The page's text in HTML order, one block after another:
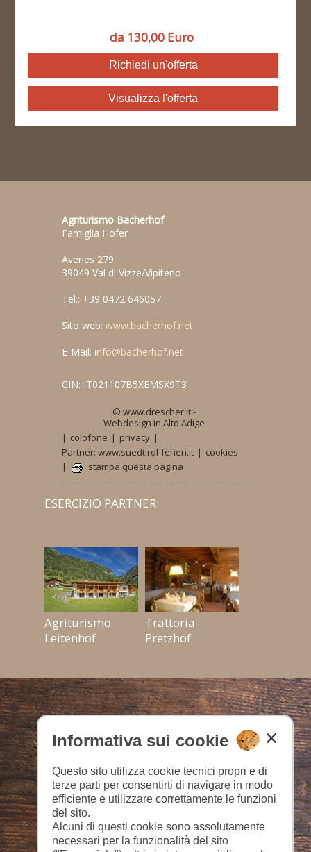
Informativa sui cookie
Questo sito utilizza cookie tecnici propri e di
terze parti per consentirti di navigare in modo
efficiente e utilizzare correttamente le funzioni
del sito.
Alcuni di questi cookie sono assolutamente
necessari per la funzionalità del sito
da 130,00 Euro
Richiedi un'offerta
Visualizza l'offerta
Agriturismo Bacherhof
Famiglia Hofer
Avenes 279
39049 Val di Vizze/Vipiteno
Tel.: +39 0472 646057
Sito web: www.bacherhof.net
E-Mail: info@bacherhof.net
CIN: IT021107B5XEMSX9T3
© www.drescher.it -
Webdesign in Alto Adige
| colofone | privacy |
Partner: www.suedtirol-ferien.it | cookies
|
stampa questa pagina
ESERCIZIO PARTNER:
Agriturismo
Leitenhof
Trattoria
Pretzhof